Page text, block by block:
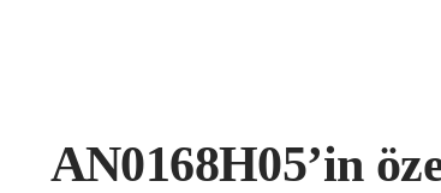
AN0168H05’in